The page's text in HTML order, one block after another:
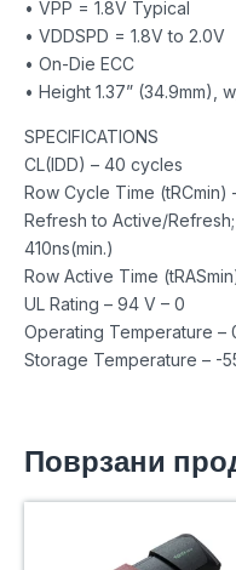
• VPP = 1.8V Typical
• VDDSPD = 1.8V to 2.0V
• On-Die ECC
• Height 1.37” (34.9mm),
SPECIFICATIONS
CL(IDD) – 40 cycles
Row Cycle Time (tRCmin)
Refresh to Active/
410ns(min.)
Row Active Time
UL Rating – 94 V – 0
Operating Temperature –
Storage Temperature – -
Поврзани